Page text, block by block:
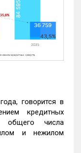
говорится в
кредитных
общего числа
и нежилом